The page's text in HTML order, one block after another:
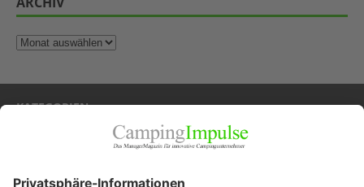
KATEGORIEN